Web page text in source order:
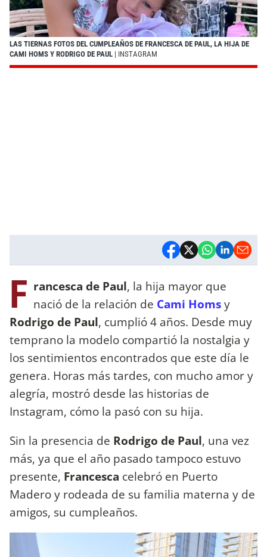
LAS TIERNAS FOTOS DEL CUMPLEAÑOS DE FRANCESCA DE PAUL, LA HIJA DE
CAMI HOMS Y RODRIGO DE PAUL | INSTAGRAM
F rancesca de Paul, la hija mayor que
nació de la relación de Cami Homsy
Rodrigo de Paul, cumplió 4 años. Desde muy
temprano la modelo compartió la nostalgia y
los sentimientos encontrados que este día le
genera. Horas más tardes, con mucho amor y
alegría, mostró desde las historias de
Instagram, cómo la pasó con su hija.
Sin la presencia de Rodrigo de Paul, una vez
más, ya que el año pasado tampoco estuvo
presente, Francesca celebró en Puerto
Madero y rodeada de su familia materna y de
amigos, su cumpleaños.